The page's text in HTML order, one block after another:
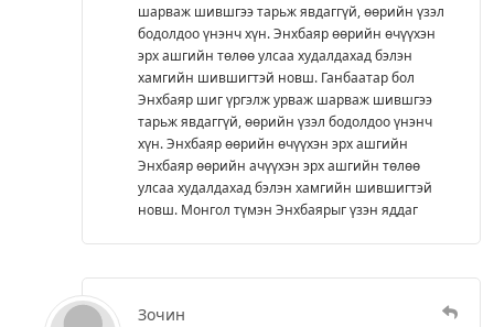
шарваж шившгээ тарьж явдаггүй, өөрийн үзэл
бодолдоо үнэнч хүн. Энхбаяр өөрийн өчүүхэн
эрх ашгийн төлөө улсаа худалдахад бэлэн
хамгийн шившигтэй новш. Ганбаатар бол
Энхбаяр шиг үргэлж урваж шарваж шившгээ
тарьж явдаггүй, өөрийн үзэл бодолдоо үнэнч
хүн. Энхбаяр өөрийн өчүүхэн эрх ашгийн
Энхбаяр өөрийн ачүүхэн эрх ашгийн төлөө
улсаа худалдахад бэлэн хамгийн шившигтэй
новш. Монгол түмэн Энхбаярыг үзэн яддаг
Зочин